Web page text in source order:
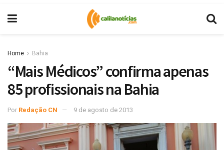
Home Bahia
“Mais Médicos” confirma apenas
85 profissionais na Bahia
Por Redação CN 9 de agosto de 2013